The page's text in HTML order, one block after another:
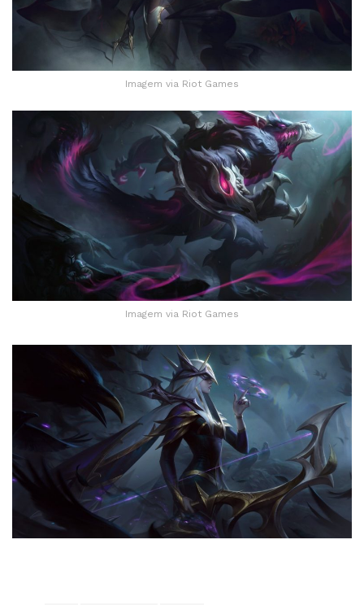
Imagem via Riot Games
Imagem via Riot Games